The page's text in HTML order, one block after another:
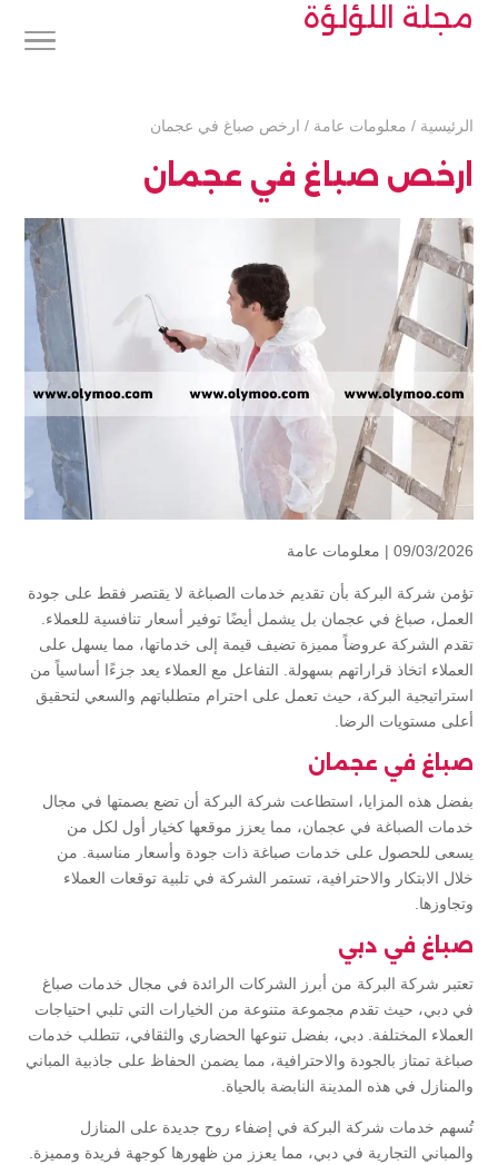
مجلة اللؤلؤة
الرئيسية / معلومات عامة / ارخص صباغ في عجمان
ارخص صباغ في عجمان
09/03/2026 | معلومات عامة
تؤمن شركة البركة بأن تقديم خدمات الصباغة لا يقتصر فقط على جودة
العمل، صباغ في عجمان بل يشمل أيضًا توفير أسعار تنافسية للعملاء.
تقدم الشركة عروضاً مميزة تضيف قيمة إلى خدماتها، مما يسهل على
العملاء اتخاذ قراراتهم بسهولة. التفاعل مع العملاء يعد جزءًا أساسياً من
استراتيجية البركة، حيث تعمل على احترام متطلباتهم والسعي لتحقيق
أعلى مستويات الرضا.
صباغ في عجمان
بفضل هذه المزايا، استطاعت شركة البركة أن تضع بصمتها في مجال
خدمات الصباغة في عجمان، مما يعزز موقعها كخيار أول لكل من
يسعى للحصول على خدمات صباغة ذات جودة وأسعار مناسبة. من
خلال الابتكار والاحترافية، تستمر الشركة في تلبية توقعات العملاء
وتجاوزها.
صباغ في دبي
تعتبر شركة البركة من أبرز الشركات الرائدة في مجال خدمات صباغ
في دبي، حيث تقدم مجموعة متنوعة من الخيارات التي تلبي احتياجات
العملاء المختلفة. دبي، بفضل تنوعها الحضاري والثقافي، تتطلب خدمات
صباغة تمتاز بالجودة والاحترافية، مما يضمن الحفاظ على جاذبية المباني
والمنازل في هذه المدينة النابضة بالحياة.
تُسهم خدمات شركة البركة في إضفاء روح جديدة على المنازل
والمباني التجارية في دبي، مما يعزز من ظهورها كوجهة فريدة ومميزة.